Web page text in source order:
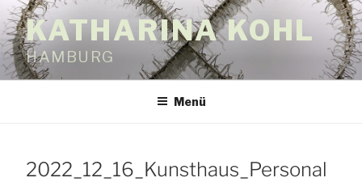
Zum
Inhalt
springenKATHARINA KOHL
HAMBURG
Menü
2022_12_16_Kunsthaus_Personal